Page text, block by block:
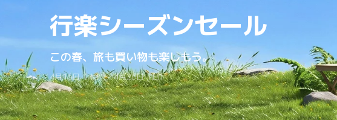
行楽シーズンセール
この春、旅も買い物も楽しもう。
4月16日（木）～ 4月26日（日）